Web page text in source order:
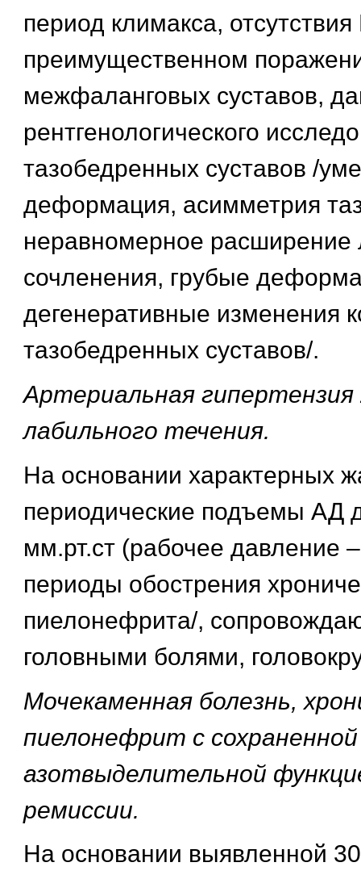
период климакса,
преимущественном
межфаланговых суставов,
рентгенологического
тазобедренных суставов /
деформация, асимметрия
неравномерное расширение
сочленения, грубые
дегенеративные изменения
тазобедренных суставов/.
Артериальная
лабильного течения.
На основании характерных
периодические подъемы АД
мм.рт.ст (рабочее давление
периоды обострения
пиелонефрита/,
головными болями,
Мочекаменная болезнь,
пиелонефрит с сохраненной
азотвыделительной
ремиссии.
На основании выявленной